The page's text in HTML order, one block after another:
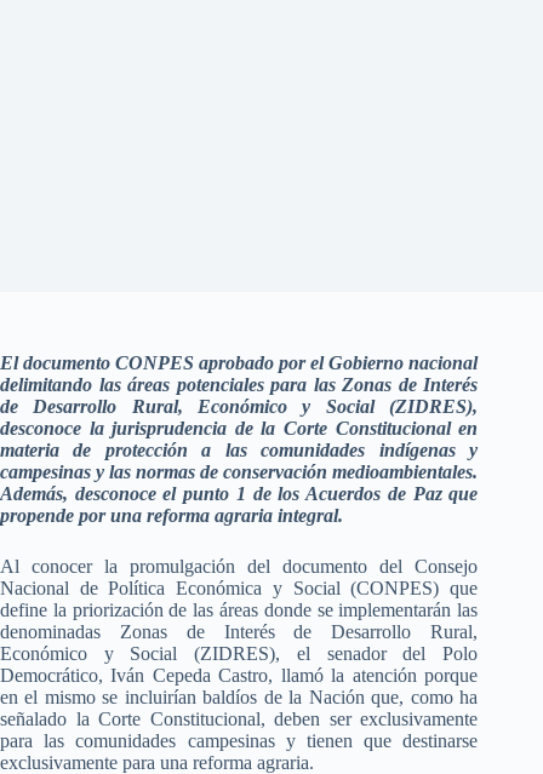
El documento CONPES aprobado por el Gobierno nacional
delimitando las áreas potenciales para las Zonas de Interés
de Desarrollo Rural, Económico y Social (ZIDRES),
desconoce la jurisprudencia de la Corte Constitucional en
materia de protección a las comunidades indígenas y
campesinas y las normas de conservación medioambientales.
Además, desconoce el punto 1 de los Acuerdos de Paz que
propende por una reforma agraria integral.
Al conocer la promulgación del documento del Consejo
Nacional de Política Económica y Social (CONPES) que
define la priorización de las áreas donde se implementarán las
denominadas Zonas de Interés de Desarrollo Rural,
Económico y Social (ZIDRES), el senador del Polo
Democrático, Iván Cepeda Castro, llamó la atención porque
en el mismo se incluirían baldíos de la Nación que, como ha
señalado la Corte Constitucional, deben ser exclusivamente
para las comunidades campesinas y tienen que destinarse
exclusivamente para una reforma agraria.